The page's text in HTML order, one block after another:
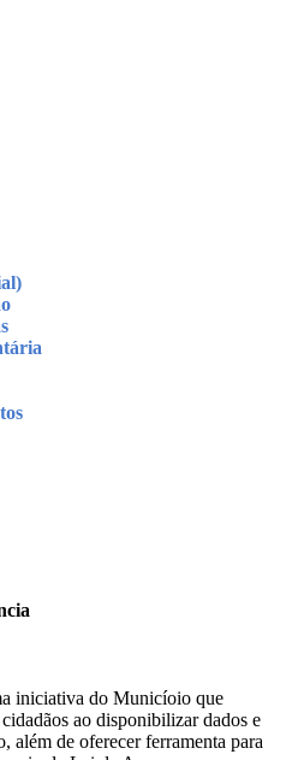
iniciativa do Municíoio que
ao disponibilizar dados e
além de oferecer ferramenta para